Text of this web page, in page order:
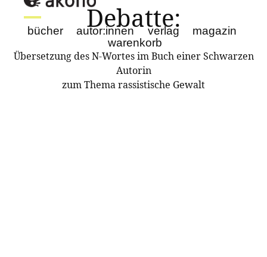
bücher autor:innen verlag
magazin
warenkorb
Debatte:
Übersetzung des N-Wortes im Buch einer Schwarzen
Autorin
zum Thema rassistische Gewalt